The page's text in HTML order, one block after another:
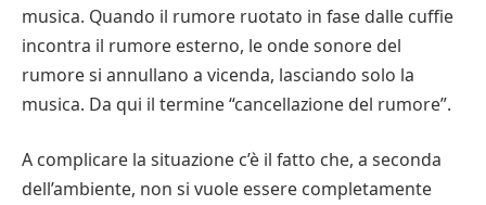
musica. Quando il rumore ruotato in fase dalle cuffie
incontra il rumore esterno, le onde sonore del
rumore si annullano a vicenda, lasciando solo la
musica. Da qui il termine “cancellazione del rumore”.
A complicare la situazione c’è il fatto che, a seconda
dell’ambiente, non si vuole essere completamente